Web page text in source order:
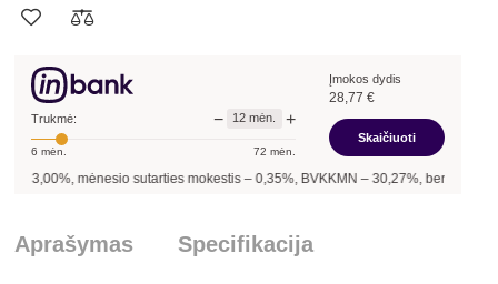
Trukmė: − 12 mėn. +
6 mėn. 72 mėn.
Įmokos dydis
28,77 €
Skaičiuoti
%, mėnesio sutarties mokestis –0,35%, BVKKMN –30,27%, bendra
Aprašymas Specifikacija